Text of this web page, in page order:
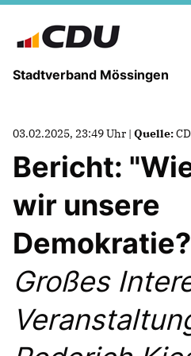
Stadtverband Mössingen
UNSERE
03.02.2025, 23:49 Uhr | Quelle:
Bericht:
wir unsere
Großes